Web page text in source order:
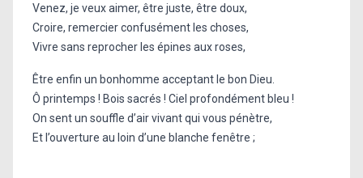
Venez, je veux aimer, être juste, être doux,
Croire, remercier confusément les choses,
Vivre sans reprocher les épines aux roses,
Être enfin un bonhomme acceptant le bon Dieu.
Ô printemps ! Bois sacrés ! Ciel profondément bleu !
On sent un souffle d’air vivant qui vous pénètre,
Et l’ouverture au loin d’une blanche fenêtre ;